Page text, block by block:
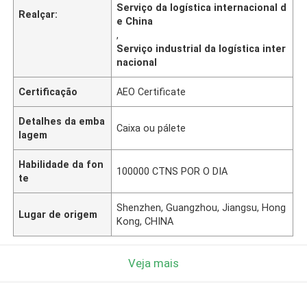
Realçar:
Serviço da logística internacional d
e China
,
Serviço industrial da logística inter
nacional
Certificação AEO Certificate
Detalhes da emba
lagem
Caixa ou pálete
Habilidade da fon
te
100000 CTNS POR O DIA
Lugar de origem
Shenzhen, Guangzhou, Jiangsu, Hong
Kong, CHINA
Veja mais